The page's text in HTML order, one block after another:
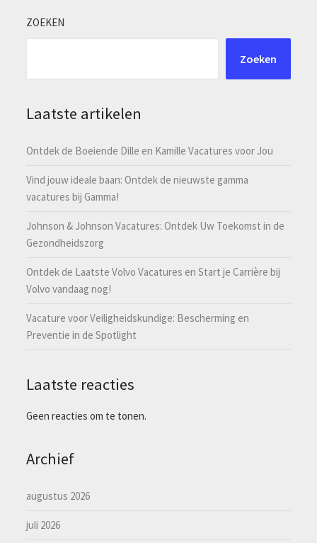
ZOEKEN
Zoeken
Laatste artikelen
Ontdek de Boeiende Dille en Kamille Vacatures voor Jou
Vind jouw ideale baan: Ontdek de nieuwste gamma
vacatures bij Gamma!
Johnson & Johnson Vacatures: Ontdek Uw Toekomst in de
Gezondheidszorg
Ontdek de Laatste Volvo Vacatures en Start je Carrière bij
Volvo vandaag nog!
Vacature voor Veiligheidskundige: Bescherming en
Preventie in de Spotlight
Laatste reacties
Geen reacties om te tonen.
Archief
augustus 2026
juli 2026